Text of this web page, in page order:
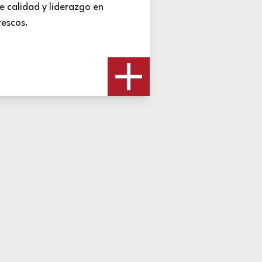
calidad y liderazgo en